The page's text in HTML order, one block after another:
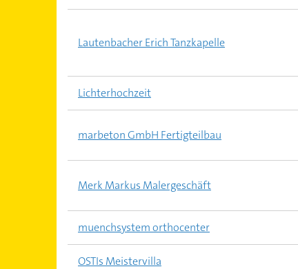
Lautenbacher Erich Tanzkapelle
Lichterhochzeit
marbeton GmbH Fertigteilbau
Merk Markus Malergeschäft
muenchsystem orthocenter
OSTIs Meistervilla